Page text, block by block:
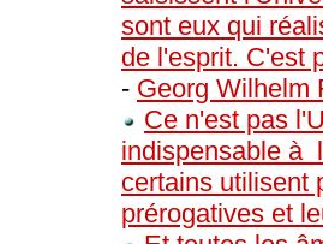
sont eux qui
de l'esprit. C'est
- Georg Wilhelm
Ce n'est pas
indispensable à
certains utilisent
prérogatives et